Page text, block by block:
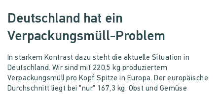
Deutschland hat ein
Verpackungsmüll-Problem
In starkem Kontrast dazu steht die aktuelle Situation in
Deutschland. Wir sind mit 220,5 kg produziertem
Verpackungsmüll pro Kopf Spitze in Europa. Der europäische
Durchschnitt liegt bei "nur" 167,3 kg. Obst und Gemüse